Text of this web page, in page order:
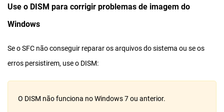
Use o DISM para corrigir problemas de imagem do
Windows
Se o SFC não conseguir reparar os arquivos do sistema ou se os
erros persistirem, use o DISM:
O DISM não funciona no Windows 7 ou anterior.